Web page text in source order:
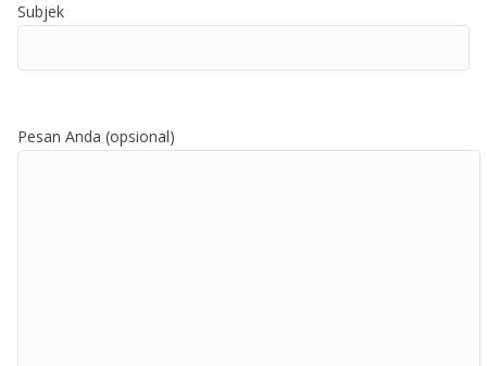
Subjek
Pesan Anda (opsional)